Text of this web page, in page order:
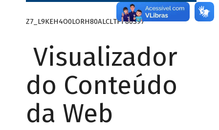
Z7_L9KEH4O0LORH80ALCLTPF80S97
Visualizador
do Conteúdo
da Web